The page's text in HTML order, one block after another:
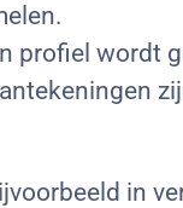
profiel wordt
in